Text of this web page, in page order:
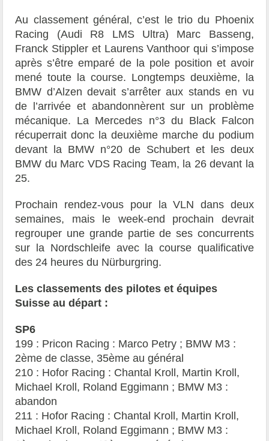
Au classement général, c’est le trio du Phoenix
Racing (Audi R8 LMS Ultra) Marc Basseng,
Franck Stippler et Laurens Vanthoor qui s’impose
après s’être emparé de la pole position et avoir
mené toute la course. Longtemps deuxième, la
BMW d’Alzen devait s’arrêter aux stands en vu
de l’arrivée et abandonnèrent sur un problème
mécanique. La Mercedes n°3 du Black Falcon
récuperrait donc la deuxième marche du podium
devant la BMW n°20 de Schubert et les deux
BMW du Marc VDS Racing Team, la 26 devant la
25.
Prochain rendez-vous pour la VLN dans deux
semaines, mais le week-end prochain devrait
regrouper une grande partie de ses concurrents
sur la Nordschleife avec la course qualificative
des 24 heures du Nürburgring.
Les classements des pilotes et équipes
Suisse au départ :
SP6
199 : Pricon Racing : Marco Petry ; BMW M3 :
2ème de classe, 35ème au général
210 : Hofor Racing : Chantal Kroll, Martin Kroll,
Michael Kroll, Roland Eggimann ; BMW M3 :
abandon
211 : Hofor Racing : Chantal Kroll, Martin Kroll,
Michael Kroll, Roland Eggimann ; BMW M3 :